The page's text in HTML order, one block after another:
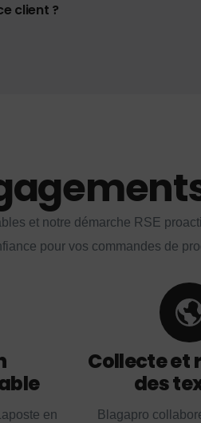
client ?
et notre démarche RSE
pour vos commandes de
en
Collecte et
des
Blagapro